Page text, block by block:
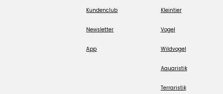
Kundenclub
Newsletter
App
Kleintier
Vogel
Wildvogel
Aquaristik
Terraristik